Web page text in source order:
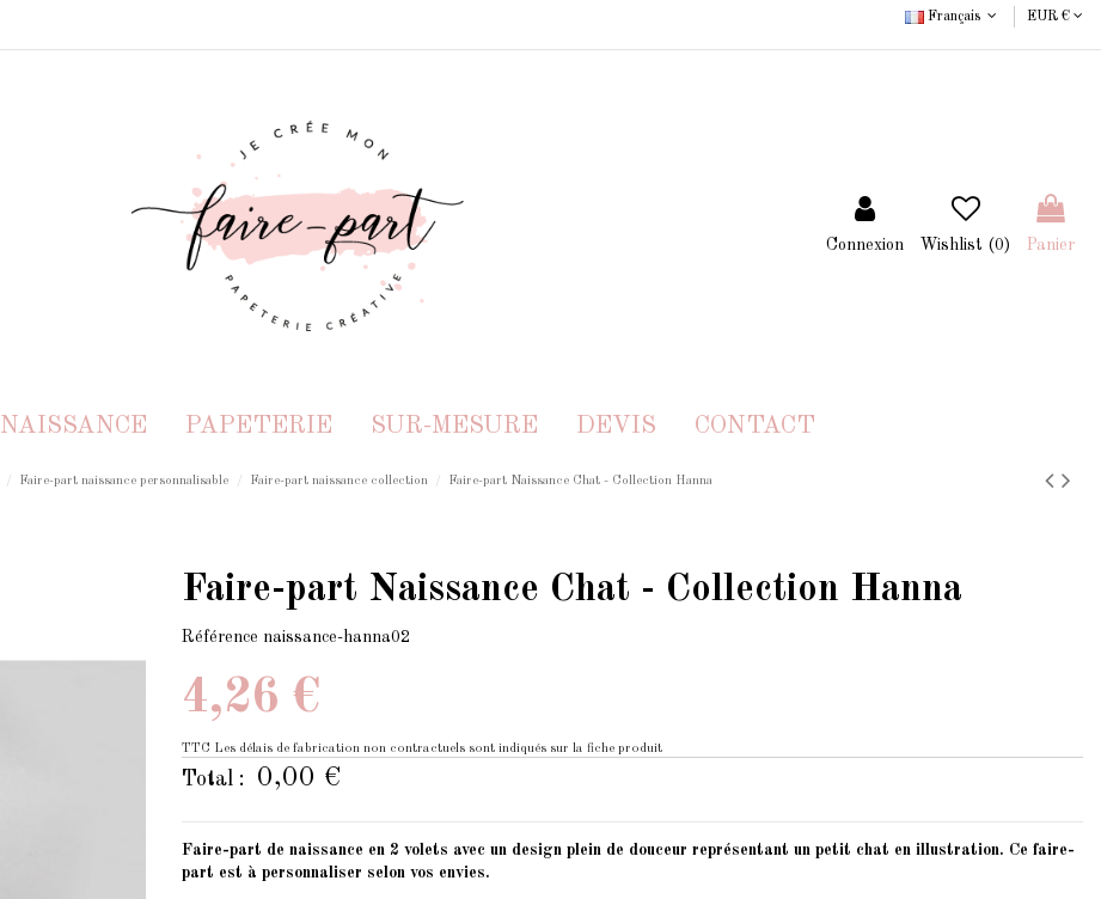
Français EUR €
Connexion Wishlist (0) Panier
NAISSANCE PAPETERIE SUR-MESURE DEVIS CONTACT
Faire-part naissance personnalisable Faire-part naissance collection Faire-part Naissance Chat - Collection Hanna
Faire-part Naissance Chat - Collection Hanna
Référence naissance-hanna02
4,26 €
TTC Les délais de fabrication non contractuels sont indiqués sur la fiche produit
Total : 0,00 €
Faire-part de naissance en 2 volets avec un design plein de douceur représentant un petit chat en illustration. Ce faire-
part est à personnaliser selon vos envies.